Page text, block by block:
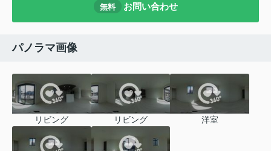
無料 お問い合わせ
パノラマ画像
リビング リビング 洋室